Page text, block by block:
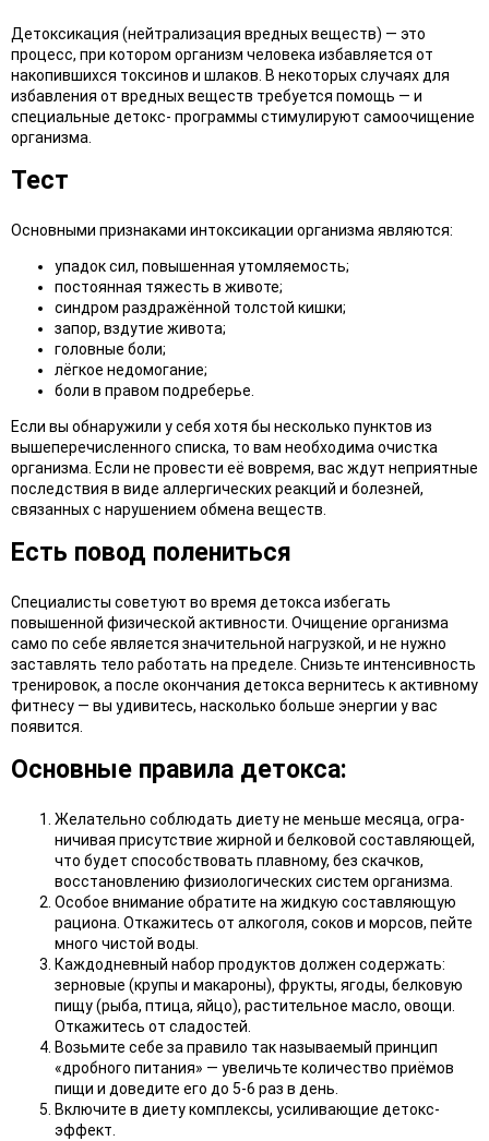
Детоксикация (нейтрализация вредных веществ) — это
процесс, при котором организм человека избавляется от
накопившихся токсинов и шлаков. В некоторых случаях для
избавления от вред­ных веществ требуется по­мощь — и
специальные детокс- программы стимулируют само­очищение
организма.
Тест
Основными признаками интоксикации организма являются:
упадок сил, повышенная утомляемость;
постоянная тяжесть в животе;
синдром раздражённой толстой кишки;
запор, вздутие живота;
головные боли;
лёгкое недомогание;
боли в правом подреберье.
Если вы обнаружили у себя хотя бы несколько пунктов из
выше­перечисленного списка, то вам необходима очистка
организма. Если не провести её вовремя, вас ждут неприятные
последствия в виде аллергических реакций и болезней,
связанных с нарушением обмена веществ.
Есть повод полениться
Специалисты советуют во время детокса избегать
повышенной физической активности. Очищение организма
само по себе является значительной нагрузкой, и не нужно
заставлять тело работать на пределе. Снизьте интенсивность
тренировок, а после окончания детокса вернитесь к активному
фитнесу — вы удивитесь, насколько больше энергии у вас
появится.
Основные правила детокса:
Желательно соблюдать диету не меньше месяца, огра­
ничивая присутствие жирной и белковой составляющей,
что будет способствовать плавному, без скачков,
восстановлению фи­зиологических систем организма.
Особое внимание обрати­те на жидкую составляющую
рациона. Откажитесь от ал­коголя, соков и морсов, пейте
много чистой воды.
Каждодневный набор про­дуктов должен содержать:
зерно­вые (крупы и макароны), фрук­ты, ягоды, белковую
пищу (рыба, птица, яйцо), растительное масло, овощи.
Откажитесь от сладостей.
Возьмите себе за прави­ло так называемый принцип
«дробного питания» — увеличь­те количество приёмов
пищи и доведите его до 5-6 раз в день.
Включите в диету ком­плексы, усиливающие детокс-
эффект.